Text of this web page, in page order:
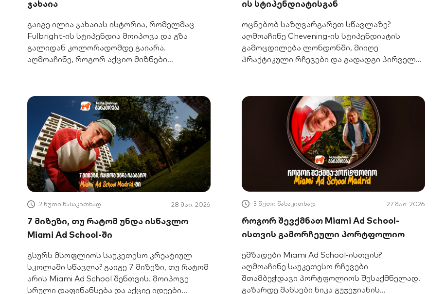
ჯახაია
გაიგე ილია ჯახაიას ისტორია, რომელმაც
Fulbright-ის სტიპენდია მოიპოვა და გზა
გალიდან კოლორადომდე გაიარა.
აღმოაჩინე, როგორ აქციო მიზნები
ის სტიპენდიატისგან
ოცნებობ საზღვარგარეთ სწავლაზე?
აღმოაჩინე Chevening-ის სტიპენდიატის
გამოცდილება ლონდონში, მიიღე
პრაქტიკული რჩევები და გადადგი პირველი
2 წუთი წასაკითხად 28 მაი. 2026
7 მიზეზი, თუ რატომ უნდა ისწავლო
Miami Ad School-ში
გსურს მსოფლიოს საუკეთესო კრეატიულ
სკოლაში სწავლა? გაიგე 7 მიზეზი, თუ რატომ
არის Miami Ad School შენთვის. მოიპოვე
სრული დაფინანსება და აქციე იდეები
3 წუთი წასაკითხად 27 მაი. 2026
როგორ შევქმნათ Miami Ad School-
ისთვის გამორჩეული პორტფოლიო
ემზადები Miami Ad School-ისთვის?
აღმოაჩინე საუკეთესო რჩევები
შთამბეჭდავი პორტფოლიოს შესაქმნელად.
გაზარდე შანსები ნიკა გუჯეჯიანის